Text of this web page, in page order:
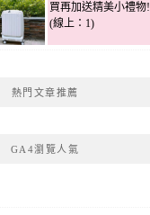
買再加送精美小禮物!
(線上：1)
熱門文章推薦
GA4瀏覽人氣